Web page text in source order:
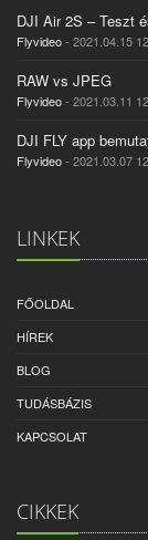
DJI Air 2S – Teszt
Flyvideo- 2021.04.15
RAW vs JPEG
Flyvideo- 2021.03.11
DJI FLY app
Flyvideo- 2021.03.07
LINKEK
FŐOLDAL
HÍREK
BLOG
TUDÁSBÁZIS
KAPCSOLAT
CIKKEK